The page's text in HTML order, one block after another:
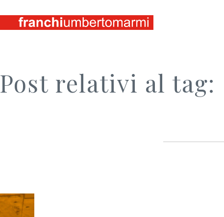
Post relativi al tag: